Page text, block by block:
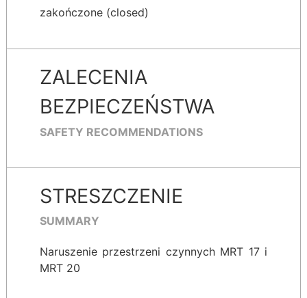
zakończone (closed)
ZALECENIA
BEZPIECZEŃSTWA
SAFETY RECOMMENDATIONS
STRESZCZENIE
SUMMARY
Naruszenie przestrzeni czynnych MRT 17 i
MRT 20